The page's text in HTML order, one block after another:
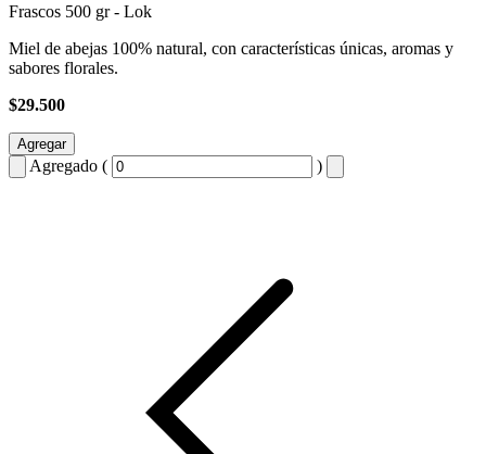
Frascos 500 gr - Lok
Miel de abejas 100% natural, con características únicas, aromas y
sabores florales.
$29.500
Agregar
Agregado ( )